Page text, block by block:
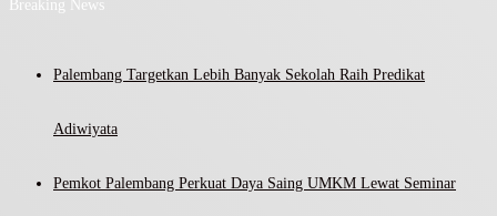
Breaking News
Palembang Targetkan Lebih Banyak Sekolah Raih Predikat
Adiwiyata
Pemkot Palembang Perkuat Daya Saing UMKM Lewat Seminar